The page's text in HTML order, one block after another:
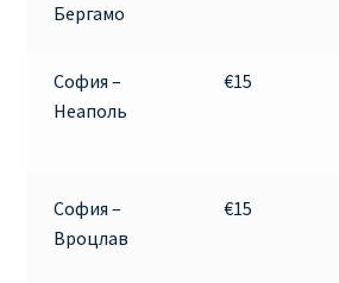
ДЕШЕВЫЕ АВИАБИЛЕТЫ В ВАРШАВУ
ДЕШЕВЫЕ АВИАБИЛЕТЫ В ЛОНДОН
Бергамо
София –
Неаполь
€15
София –
Вроцлав
€15